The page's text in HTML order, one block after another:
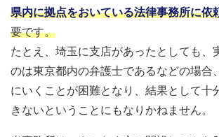
県内に拠点をおいている法律事務所に依
要です。
たとえ、埼玉に支店があったとしても、
のは東京都内の弁護士であるなどの場合
にいくことが困難となり、結果として十
きないということにもなりかねません。